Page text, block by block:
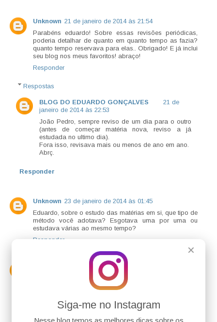
✕
Siga-me no Instagram
Nesse blog temos as melhores dicas sobre os
Unknown 21 de janeiro de 2014 às 21:54
Parabéns eduardo! Sobre essas revisões periódicas,
poderia detalhar de quanto em quanto tempo as fazia?
quanto tempo reservava para elas.. Obrigado! E já inclui
seu blog nos meus favoritos! abraço!
Responder
Respostas
BLOG DO EDUARDO GONÇALVES
21 de
janeiro de 2014 às 22:53
João Pedro, sempre reviso de um dia para o outro
(antes de começar matéria nova, reviso a já
estudada no ultimo dia).
Fora isso, revisava mais ou menos de ano em ano.
Abrç.
Responder
Unknown 23 de janeiro de 2014 às 01:45
Eduardo, sobre o estudo das matérias em si, que tipo de
método você adotava? Esgotava uma por uma ou
estudava várias ao mesmo tempo?
Responder
24 de janeiro de 2014 às 15:04
Eduardo, gostaria de saber se seria possível a
disponibilização dos cadernos de prova do seu
Responder